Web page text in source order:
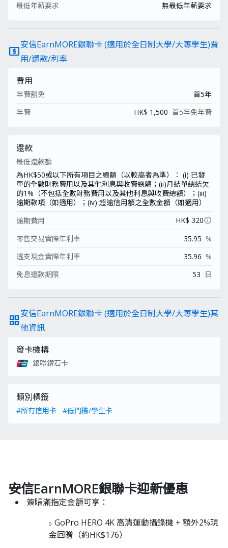
最低年薪要求
無最低年薪要求
local_atm安信EarnMORE銀聯卡 (適用於全日制大學/大專學生)費
用/還款/利率
費用
年費豁免
首5年
年費
HK$ 1,500 首5年免年費
還款
最低還款額
為HK$50或以下所有項目之總額（以較高者為準）： (i) 已發
單的全數財務費用以及其他利息與收費總額；(ii)月結單總結欠
的1%（不包括全數財務費用以及其他利息與收費總額）；(iii)
逾期款項（如適用）；(iv) 超逾信用額之全數金額（如適用）
逾期費用
HK$ 320info
零售交易實際年利率 35.95 %
透支現金實際年利率
35.96 %
免息還款期限
53 日
grid_view安信EarnMORE銀聯卡 (適用於全日制大學/大專學生)其
他資訊
發卡機構
銀聯鑽石卡
類別標籤
#所有信用卡 #低門檻/學生卡
安信EarnMORE銀聯卡迎新優惠
簽賬滿指定金額可享：
o GoPro HERO 4K 高清運動攝錄機 + 額外2%現
金回贈（約HK$176）